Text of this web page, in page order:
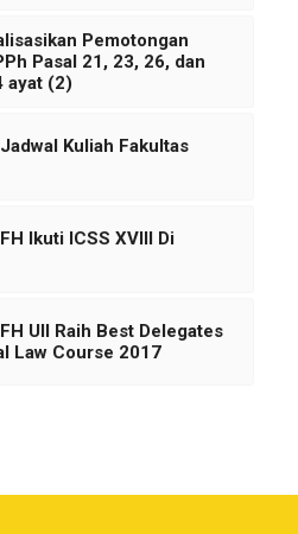
Pemotongan
Pasal 21, 23, 26, dan
ayat (2)
Kuliah Fakultas
Ikuti ICSS XVIII Di
UII Raih Best Delegates
Law Course 2017